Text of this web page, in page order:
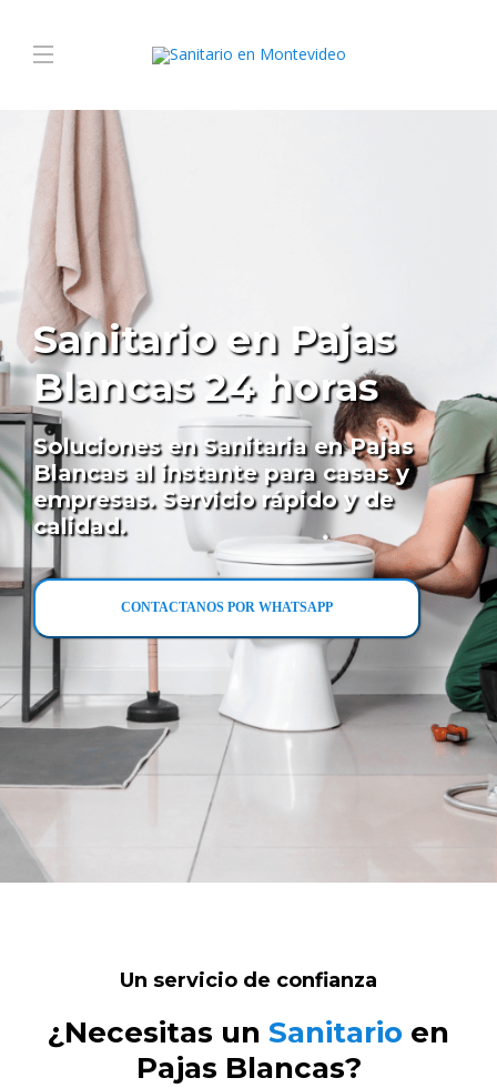
Sanitario en Pajas
Blancas 24 horas
Soluciones en Sanitaria en Pajas
Blancas al instante para casas y
empresas. Servicio rápido y de
calidad.
CONTACTANOS POR WHATSAPP
Un servicio de confianza
¿Necesitas un Sanitario en
Pajas Blancas?